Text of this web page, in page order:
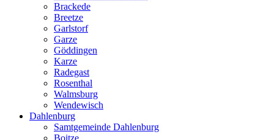
Brackede
Breetze
Garlstorf
Garze
Göddingen
Karze
Radegast
Rosenthal
Walmsburg
Wendewisch
Dahlenburg
Samtgemeinde Dahlenburg
Boitze